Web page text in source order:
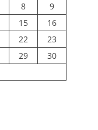
8
9
15
16
22
23
29
30